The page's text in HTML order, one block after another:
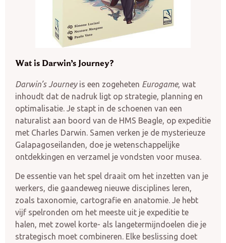
Wat is Darwin’s Journey?
Darwin’s Journeyis een zogeheten Eurogame, wat
inhoudt dat de nadruk ligt op strategie, planning en
optimalisatie. Je stapt in de schoenen van een
naturalist aan boord van de HMS Beagle, op expeditie
met Charles Darwin. Samen verken je de mysterieuze
Galapagoseilanden, doe je wetenschappelijke
ontdekkingen en verzamel je vondsten voor musea.
De essentie van het spel draait om het inzetten van je
werkers, die gaandeweg nieuwe disciplines leren,
zoals taxonomie, cartografie en anatomie. Je hebt
vijf spelronden om het meeste uit je expeditie te
halen, met zowel korte- als langetermijndoelen die je
strategisch moet combineren. Elke beslissing doet